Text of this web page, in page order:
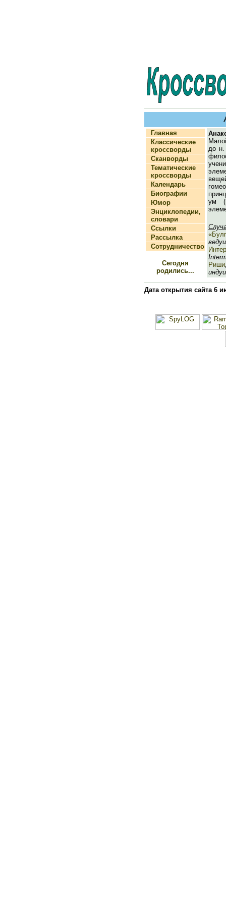
Главная
Классические
кроссворды
Сканворды
Тематические
кроссворды
Календарь
Биографии
Юмор
Энциклопедии,
словари
Ссылки
Рассылка
Сотрудничество
Сегодня
родились...
до н.
ум
Риши
Дата открытия сайта 6